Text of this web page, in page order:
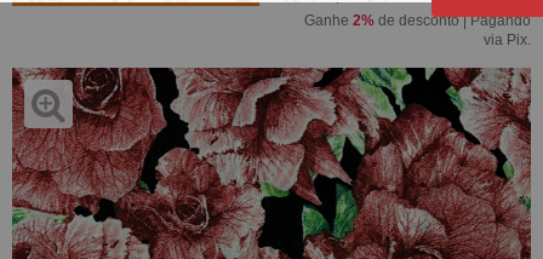
Ganhe 2% de desconto | Pagando
via Pix.